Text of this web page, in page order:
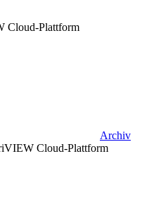
Cloud-Plattform
Archiv
Cloud-Plattform